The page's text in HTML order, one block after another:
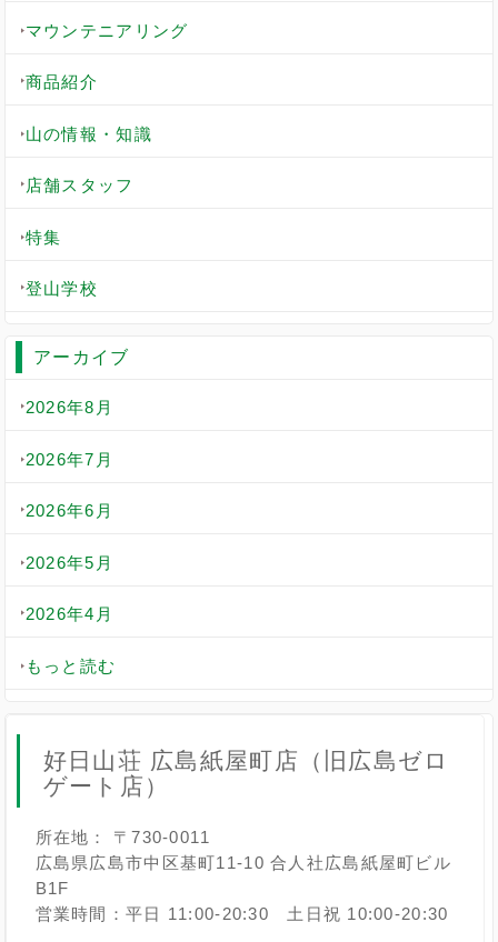
マウンテニアリング
商品紹介
山の情報・知識
店舗スタッフ
特集
登山学校
アーカイブ
2026年8月
2026年7月
2026年6月
2026年5月
2026年4月
もっと読む
好日山荘 広島紙屋町店（旧広島ゼロ
ゲート店）
所在地： 〒730-0011
広島県広島市中区基町11-10 合人社広島紙屋町ビル
B1F
営業時間：平日 11:00-20:30 土日祝 10:00-20:30